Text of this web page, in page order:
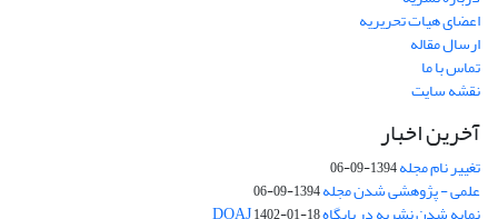
اعضای هیات تحریریه
ارسال مقاله
تماس با ما
نقشه سایت
آخرین اخبار
تغییر نام مجله1394-09-06
علمی - پژوهشی شدن مجله1394-09-06